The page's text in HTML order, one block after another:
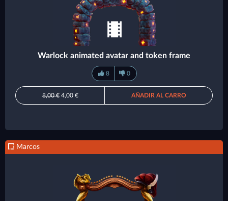
Warlock animated avatar and token frame
8 0
8,00 €4,00 € AÑADIR AL CARRO
Marcos